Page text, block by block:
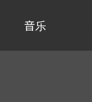
音乐